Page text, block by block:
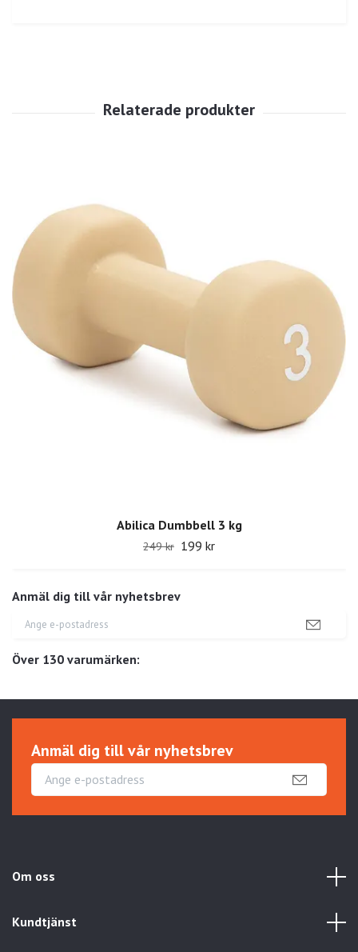
Anmäl dig till vår nyhetsbrev
Över 130 varumärken:
Abilica Dumbbell 3 kg
249 kr 199 kr
Anmäl dig till vår nyhetsbrev
Om oss
Kundtjänst